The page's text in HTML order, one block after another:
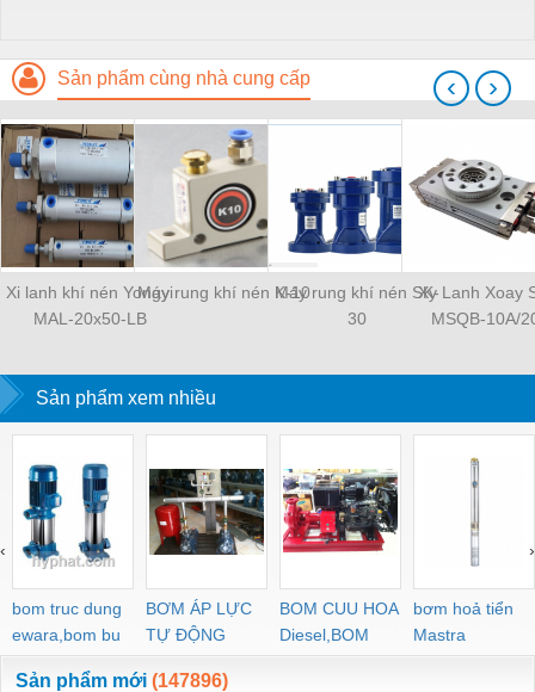
Sản phẩm cùng nhà cung cấp
Xi lanh khí nén Yongyi
MAL-20x50-LB
Máy rung khí nén K-10Máy rung khí nén SK-
30
Xy Lanh Xoay
MSQB-10A/
‹ ›
Sản phẩm xem nhiều
bom truc dung
ewara,bom bu
ewara
BƠM ÁP LỰC
TỰ ĐỘNG
BOM CUU HOA
Diesel,BOM
CHUA CHAY
bơm hoả tiển
Mastra
‹ ›
Sản phẩm mới (147896)